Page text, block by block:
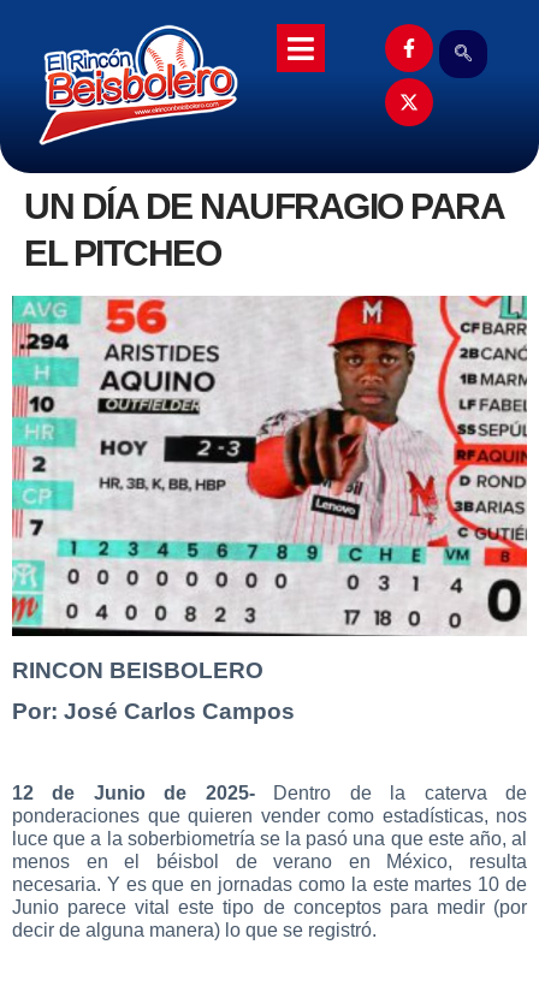
UN DÍA DE NAUFRAGIO PARA
EL PITCHEO
RINCON BEISBOLERO
Por: José Carlos Campos
12 de Junio de 2025-
Dentro de la caterva de
ponderaciones que quieren vender como estadísticas, nos
luce que a la soberbiometría se la pasó una que este año, al
menos en el béisbol de verano en México, resulta
necesaria. Y es que en jornadas como la este martes 10 de
Junio parece vital este tipo de conceptos para medir (por
decir de alguna manera) lo que se registró.